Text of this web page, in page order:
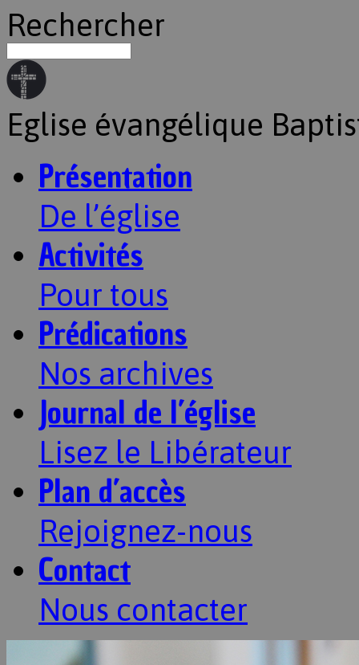
Rechercher
Eglise évangélique
Présentation
De l’église
Activités
Pour tous
Prédications
Nos archives
Journal de l’église
Lisez le Libérateur
Plan d’accès
Rejoignez-nous
Contact
Nous contacter